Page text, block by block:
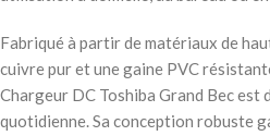
Fabriqué à partir de matériaux de
cuivre pur et une gaine PVC
Chargeur DC Toshiba Grand Bec est
quotidienne. Sa conception robuste